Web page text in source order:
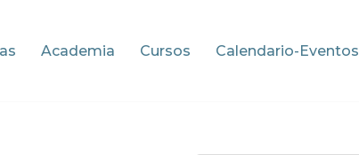
Academia Cursos Calendario-Eventos